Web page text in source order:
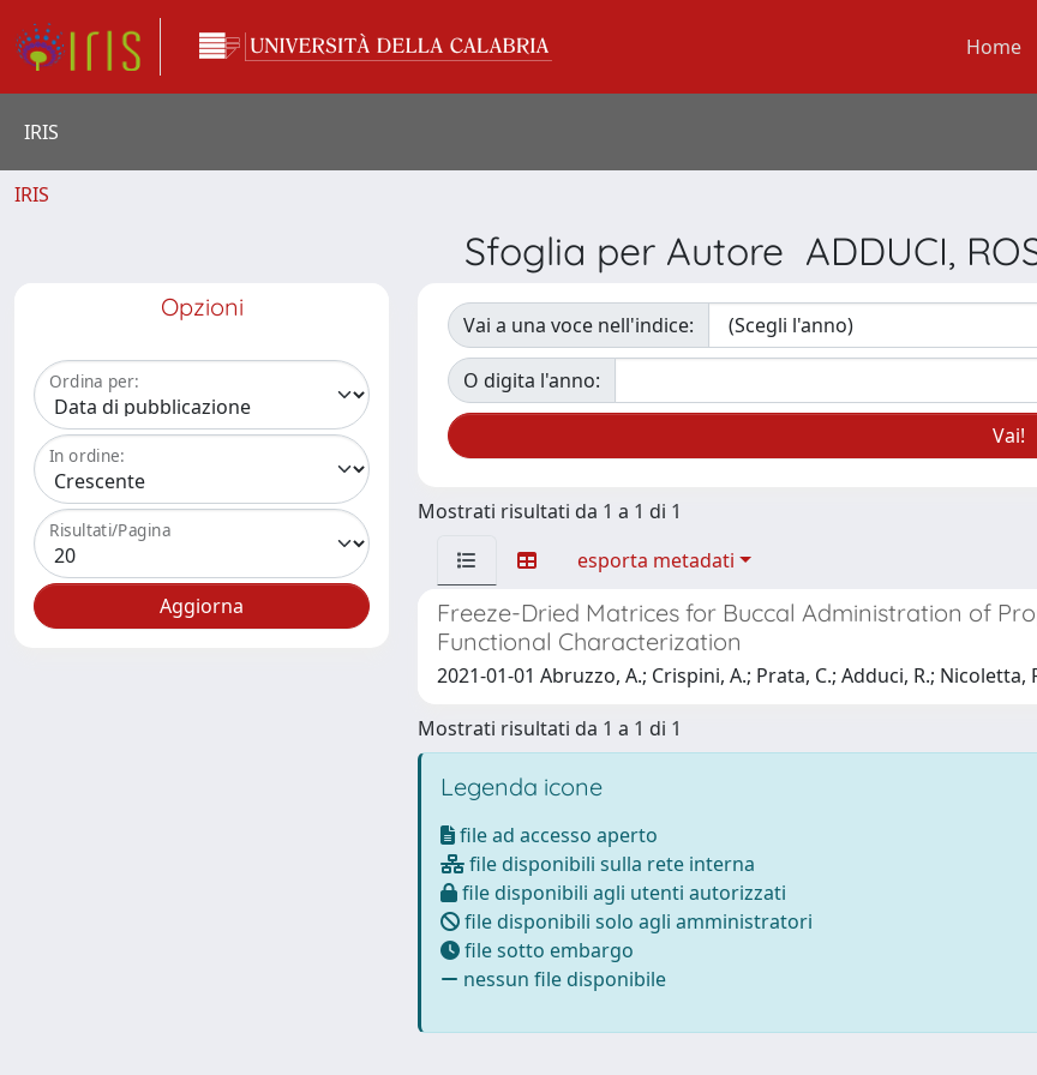
Home
IRIS
IRIS
Sfoglia per Autore ADDUCI,
Opzioni
Ordina per:
In ordine:
Risultati/Pagina
Vai a una voce nell'indice:
O digita l'anno:
Mostrati risultati da 1 a 1 di 1
esporta metadati
Freeze-Dried Matrices for Buccal Administration of
Functional Characterization
2021-01-01 Abruzzo, A.; Crispini, A.; Prata, C.; Adduci, R.; Nicoletta,
Mostrati risultati da 1 a 1 di 1
Legenda icone
file ad accesso aperto
file disponibili sulla rete interna
file disponibili agli utenti autorizzati
file disponibili solo agli amministratori
file sotto embargo
nessun file disponibile